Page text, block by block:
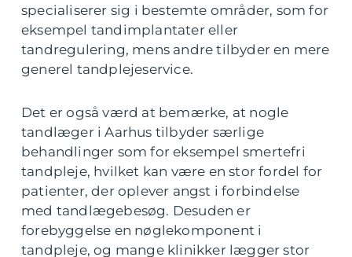
specialiserer sig i bestemte områder, som for
eksempel tandimplantater eller
tandregulering, mens andre tilbyder en mere
generel tandplejeservice.
Det er også værd at bemærke, at nogle
tandlæger i Aarhus tilbyder særlige
behandlinger som for eksempel smertefri
tandpleje, hvilket kan være en stor fordel for
patienter, der oplever angst i forbindelse
med tandlægebesøg. Desuden er
forebyggelse en nøglekomponent i
tandpleje, og mange klinikker lægger stor